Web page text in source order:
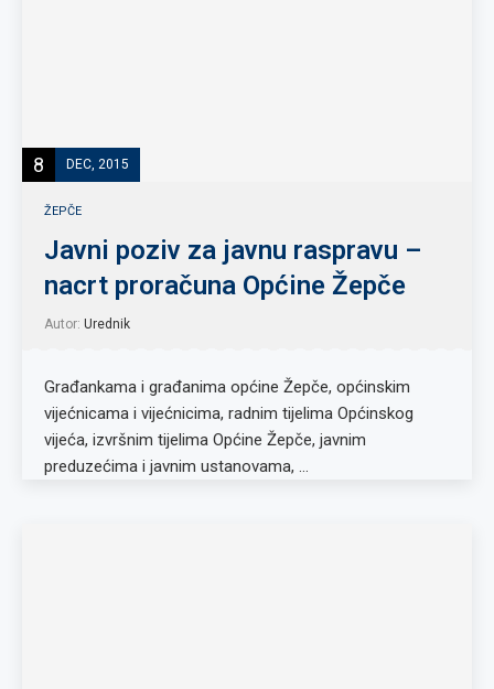
8 DEC, 2015
ŽEPČE
Javni poziv za javnu raspravu –
nacrt proračuna Općine Žepče
Autor: Urednik
Građankama i građanima općine Žepče, općinskim
vijećnicama i vijećnicima, radnim tijelima Općinskog
vijeća, izvršnim tijelima Općine Žepče, javnim
preduzećima i javnim ustanovama, …